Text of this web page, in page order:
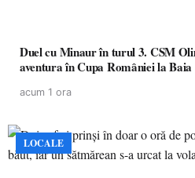
Duel cu Minaur în turul 3. CSM
aventura în Cupa României la
acum 1 ora
LOCALE